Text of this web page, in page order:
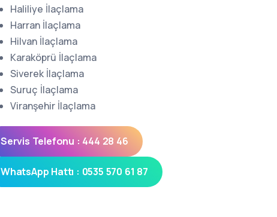
Haliliye İlaçlama
Harran İlaçlama
Hilvan İlaçlama
Karaköprü İlaçlama
Siverek İlaçlama
Suruç İlaçlama
Viranşehir İlaçlama
Servis Telefonu : 444 28 46
WhatsApp Hattı : 0535 570 61 87